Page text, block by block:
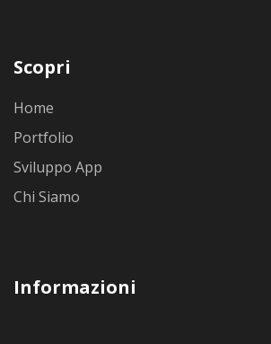
Scopri
Home
Portfolio
Sviluppo App
Chi Siamo
Informazioni